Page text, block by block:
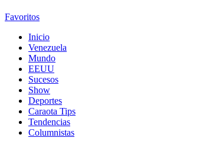
Favoritos
Inicio
Venezuela
Mundo
EEUU
Sucesos
Show
Deportes
Caraota Tips
Tendencias
Columnistas